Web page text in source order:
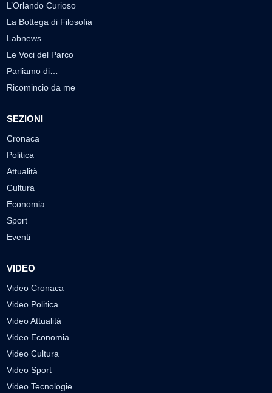
L’Orlando Curioso
La Bottega di Filosofia
Labnews
Le Voci del Parco
Parliamo di…
Ricomincio da me
SEZIONI
Cronaca
Politica
Attualità
Cultura
Economia
Sport
Eventi
VIDEO
Video Cronaca
Video Politica
Video Attualità
Video Economia
Video Cultura
Video Sport
Video Tecnologie